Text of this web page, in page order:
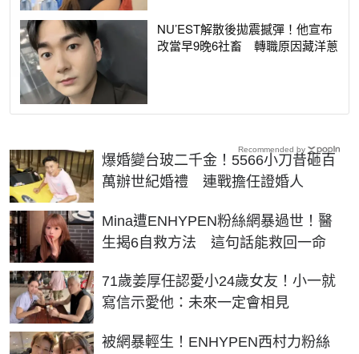
NU’EST解散後拋震撼彈！他宣布
改當早9晚6社畜 轉職原因藏洋蔥
爆婚變台玻二千金！5566小刀昔砸百
萬辦世紀婚禮 連戰擔任證婚人
Mina遭ENHYPEN粉絲網暴過世！醫
生揭6自救方法 這句話能救回一命
71歲姜厚任認愛小24歲女友！小一就
寫信示愛他：未來一定會相見
被網暴輕生！ENHYPEN西村力粉絲
Recommended by